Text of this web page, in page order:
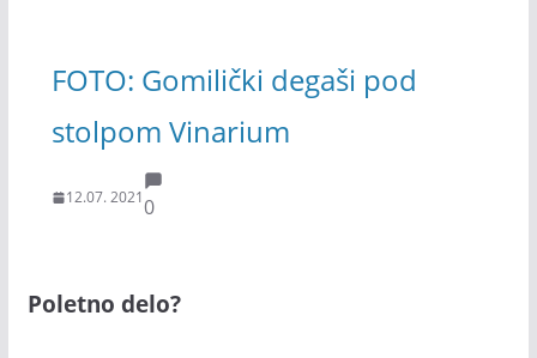
FOTO: Gomilički degaši pod
stolpom Vinarium
12.07. 20210
Poletno delo?